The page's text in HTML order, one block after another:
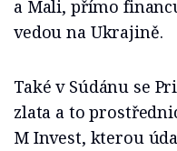
a Mali, přímo
vedou na Ukrajině.
Také v Súdánu se
zlata a to
M Invest, kterou